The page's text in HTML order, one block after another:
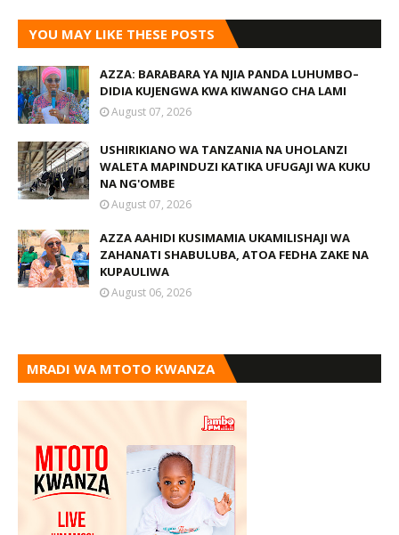
YOU MAY LIKE THESE POSTS
AZZA: BARABARA YA NJIA PANDA LUHUMBO–
DIDIA KUJENGWA KWA KIWANGO CHA LAMI
August 07, 2026
USHIRIKIANO WA TANZANIA NA UHOLANZI
WALETA MAPINDUZI KATIKA UFUGAJI WA KUKU
NA NG'OMBE
August 07, 2026
AZZA AAHIDI KUSIMAMIA UKAMILISHAJI WA
ZAHANATI SHABULUBA, ATOA FEDHA ZAKE NA
KUPAULIWA
August 06, 2026
MRADI WA MTOTO KWANZA